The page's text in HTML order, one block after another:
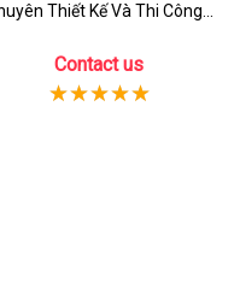
Thiết Kế Và Thi Công...
Contact us